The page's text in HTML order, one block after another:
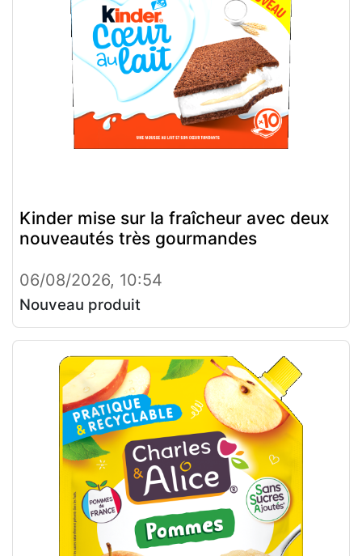
Kinder mise sur la fraîcheur avec deux
nouveautés très gourmandes
06/08/2026, 10:54
Nouveau produit